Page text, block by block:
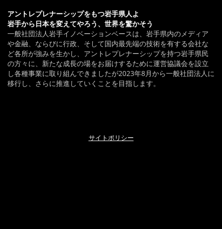
アントレプレナーシップをもつ岩手県人よ
岩手から日本を変えてやろう、世界を驚かそう
一般社団法人岩手イノベーションベースは、岩手県内のメディア
や金融、ならびに行政、そして国内最先端の技術を有する会社な
ど各所が強みを生かし、アントレプレナーシップを持つ岩手県民
の方々に、新たな成長の場をお届けするために運営協議会を設立
し各種事業に取り組んできましたが2023年8月から一般社団法人に
移行し、さらに推進していくことを目指します。
サイトポリシー